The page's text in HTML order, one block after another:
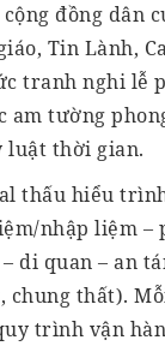
cộng đồng dân
Tin Lành,
tranh nghi lễ
am tường
luật thời gian.
thấu hiểu
nhập liệm –
di quan – an
chung thất).
trình vận